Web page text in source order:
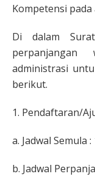
Kompetensi pada
Di dalam
administrasi
berikut.
1. Pendaftaran/
a. Jadwal Semula
b. Jadwal